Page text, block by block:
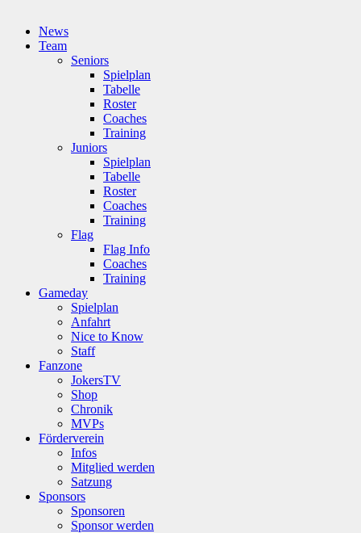
News
Team
Seniors
Spielplan
Tabelle
Roster
Coaches
Training
Juniors
Spielplan
Tabelle
Roster
Coaches
Training
Flag
Flag Info
Coaches
Training
Gameday
Spielplan
Anfahrt
Nice to Know
Staff
Fanzone
JokersTV
Shop
Chronik
MVPs
Förderverein
Infos
Mitglied werden
Satzung
Sponsors
Sponsoren
Sponsor werden